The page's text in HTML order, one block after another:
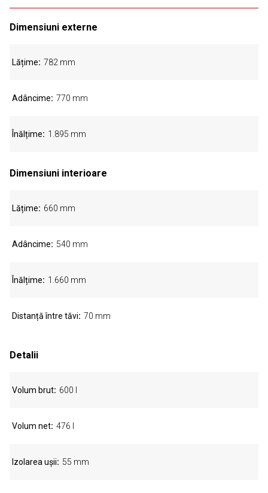
Dimensiuni externe
Lățime 782 mm
Adâncime 770 mm
Înălțime 1.895 mm
Dimensiuni interioare
Lățime 660 mm
Adâncime 540 mm
Înălțime 1.660 mm
Distanță între tăvi 70 mm
Detalii
Volum brut 600 l
Volum net 476 l
Izolarea ușii 55 mm